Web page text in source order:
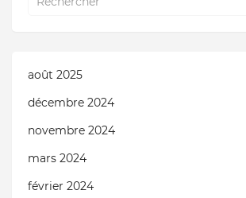
août 2025
décembre 2024
novembre 2024
mars 2024
février 2024